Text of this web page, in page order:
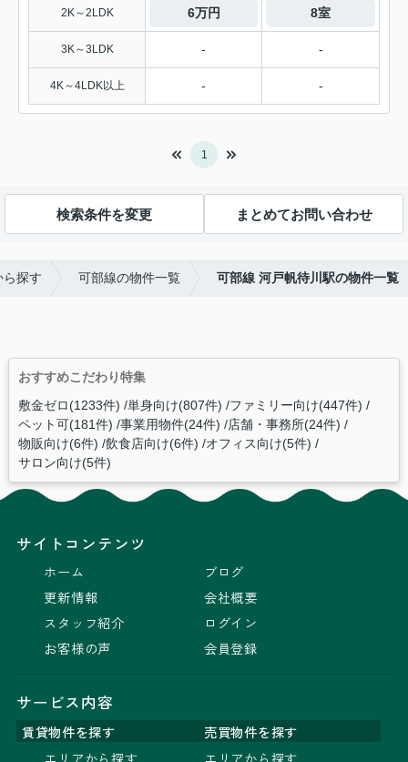
2K～2LDK 6万円 8室
3K～3LDK - -
4K～4LDK以上 - -
1
検索条件を変更 まとめてお問い合わせ
ら探す 可部線の物件一覧 可部線 河戸帆待川駅の物件一覧
おすすめこだわり特集
敷金ゼロ(1233件) 単身向け(807件) ファミリー向け(447件)
ペット可(181件) 事業用物件(24件) 店舗・事務所(24件)
物販向け(6件) 飲食店向け(6件) オフィス向け(5件)
サロン向け(5件)
サイトコンテンツ
ホーム
更新情報
スタッフ紹介
お客様の声
ブログ
会社概要
ログイン
会員登録
サービス内容
賃貸物件を探す
売買物件を探す
エリアから探す
エリアから探す